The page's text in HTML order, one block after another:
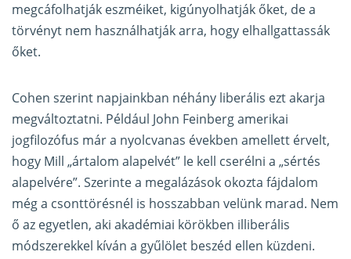
megcáfolhatják eszméiket, kigúnyolhatják őket, de a
törvényt nem használhatják arra, hogy elhallgattassák
őket.
Cohen szerint napjainkban néhány liberális ezt akarja
megváltoztatni. Például John Feinberg amerikai
jogfilozófus már a nyolcvanas években amellett érvelt,
hogy Mill „ártalom alapelvét” le kell cserélni a „sértés
alapelvére”. Szerinte a megalázások okozta fájdalom
még a csonttörésnél is hosszabban velünk marad. Nem
ő az egyetlen, aki akadémiai körökben illiberális
módszerekkel kíván a gyűlölet beszéd ellen küzdeni.